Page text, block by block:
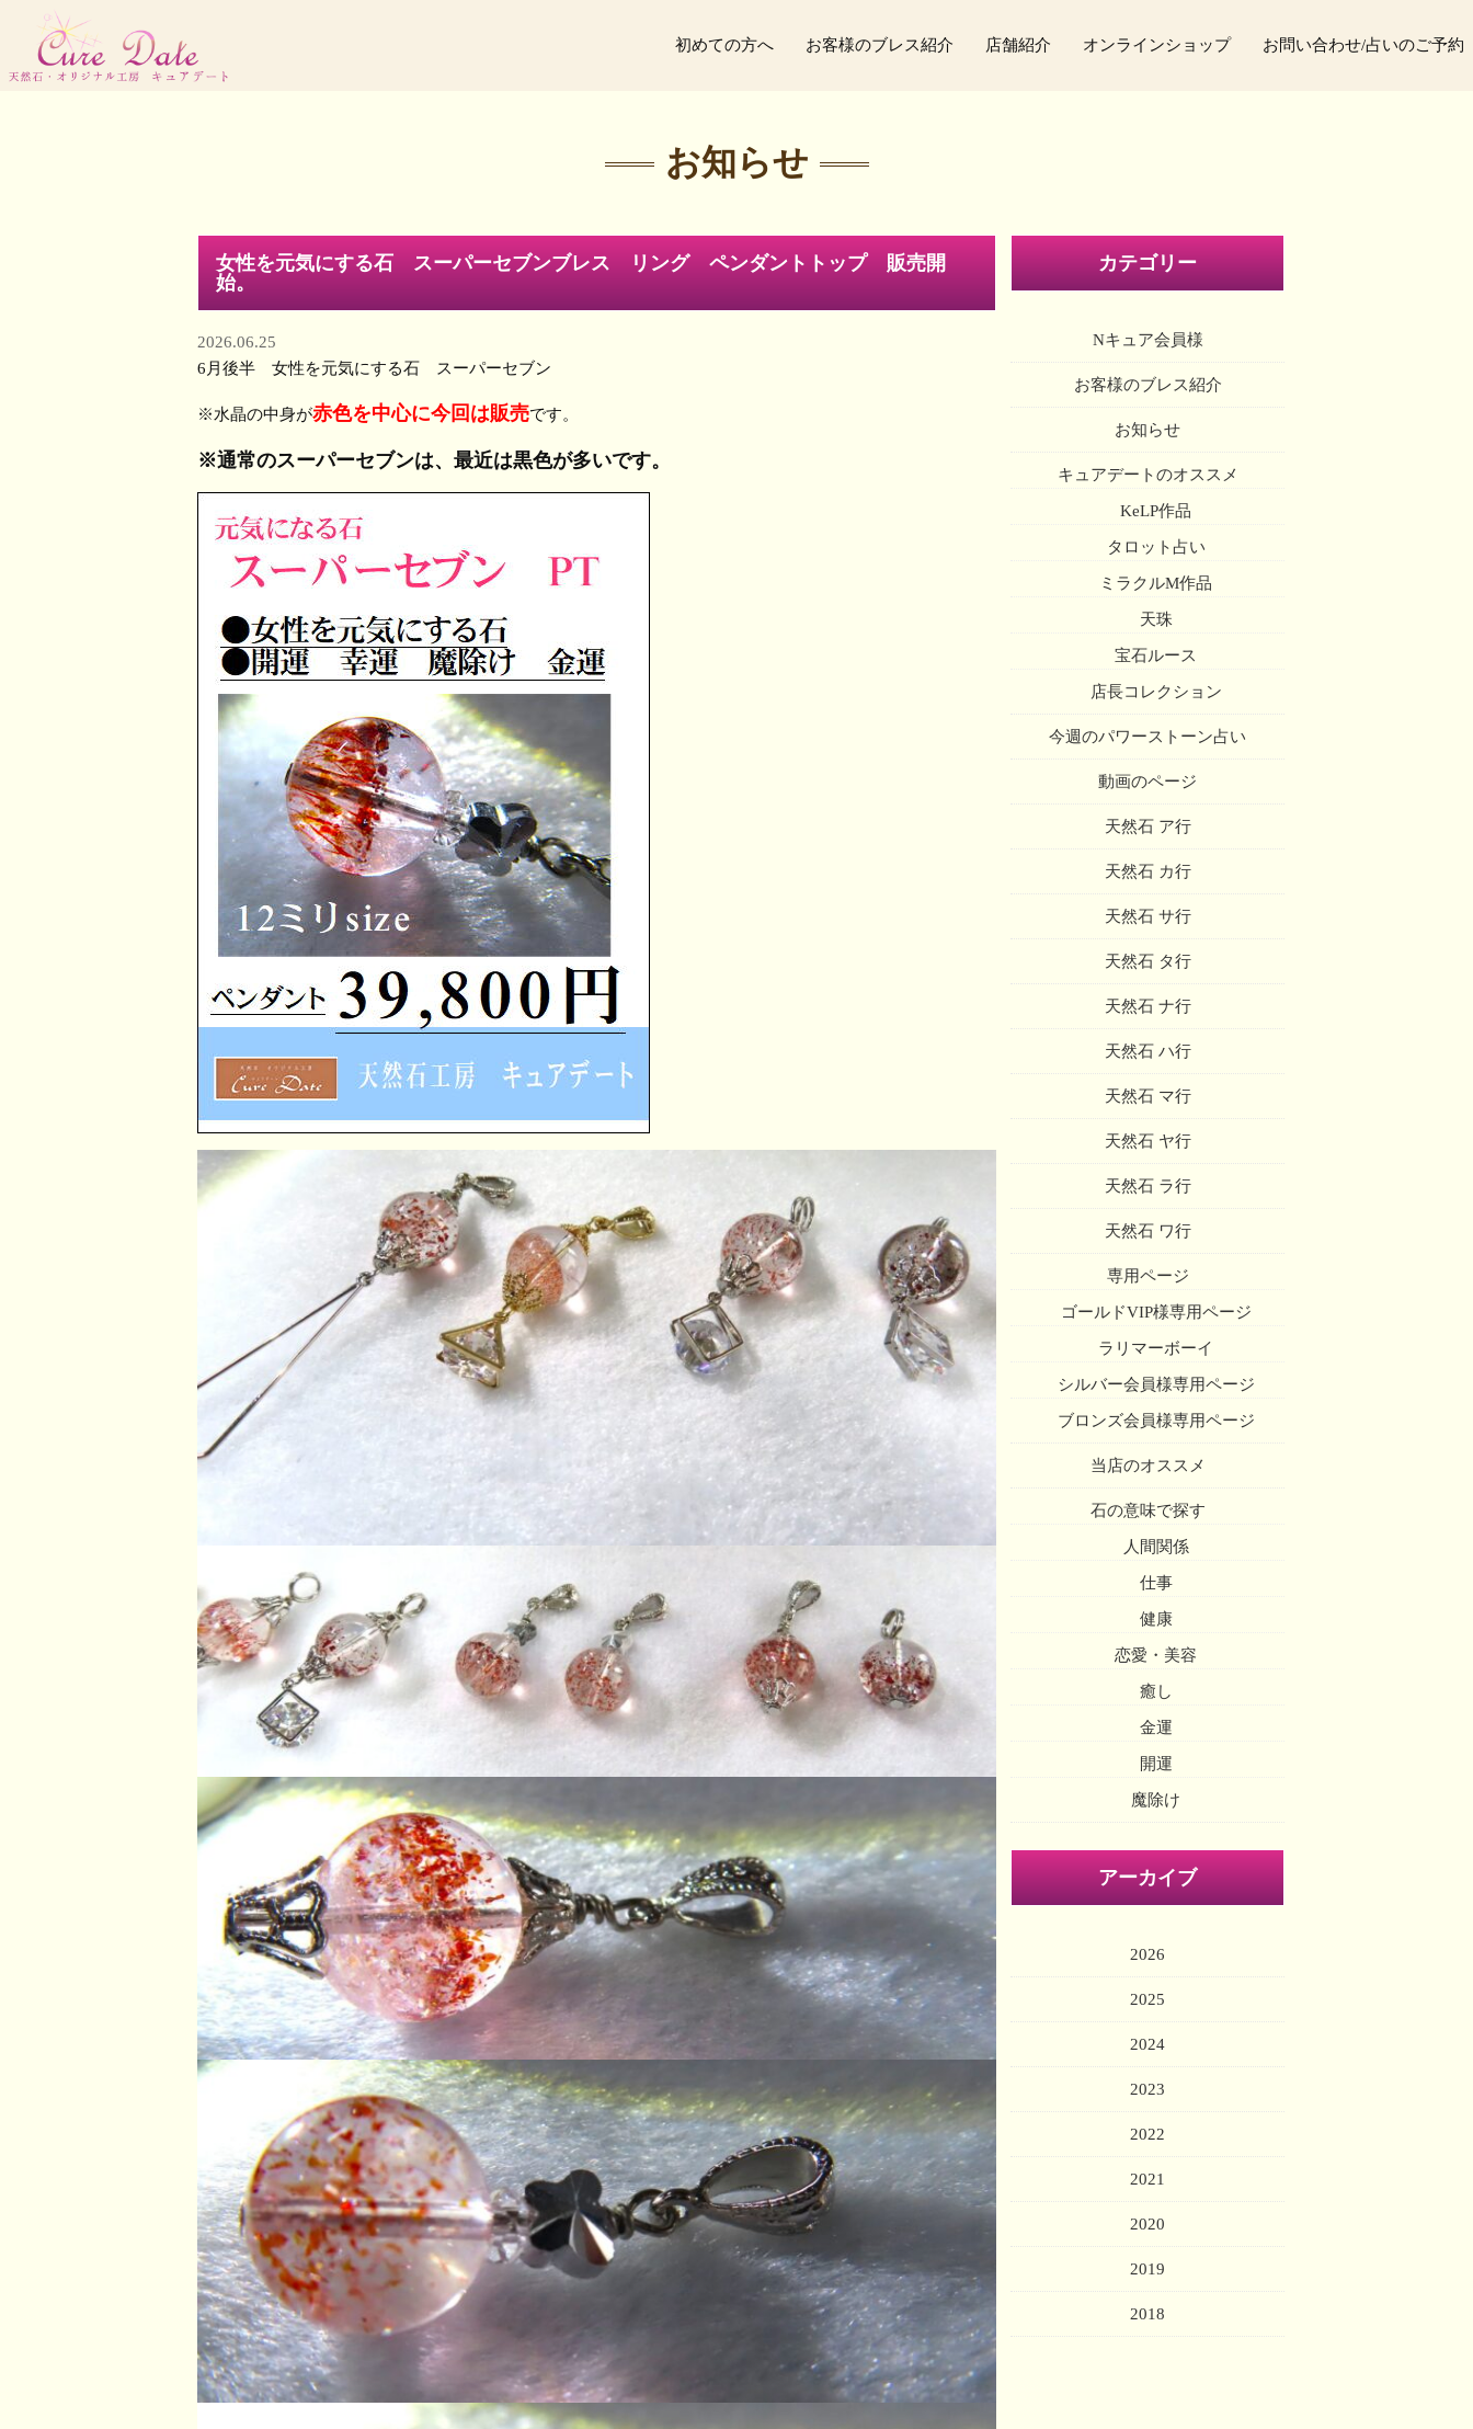
初めての方へ お客様のブレス紹介 店舗紹介 オンラインショップ お問い合わせ/占いのご予約
お知らせ
女性を元気にする石 スーパーセブンブレス リング ペンダントトップ 販売開
始。
2026.06.25
6月後半 女性を元気にする石 スーパーセブン
※水晶の中身が赤色を中心に今回は販売です。
※通常のスーパーセブンは、最近は黒色が多いです。
カテゴリー
Nキュア会員様
お客様のブレス紹介
お知らせ
キュアデートのオススメ
KeLP作品
タロット占い
ミラクルM作品
天珠
宝石ルース
店長コレクション
今週のパワーストーン占い
動画のページ
天然石 ア行
天然石 カ行
天然石 サ行
天然石 タ行
天然石 ナ行
天然石 ハ行
天然石 マ行
天然石 ヤ行
天然石 ラ行
天然石 ワ行
専用ページ
ゴールドVIP様専用ページ
ラリマーボーイ
シルバー会員様専用ページ
ブロンズ会員様専用ページ
当店のオススメ
石の意味で探す
人間関係
仕事
健康
恋愛・美容
癒し
金運
開運
魔除け
アーカイブ
2026
2025
2024
2023
2022
2021
2020
2019
2018